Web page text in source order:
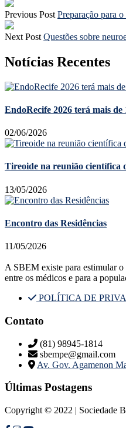
Previous Post Preparação para
Next Post Questões sobre
Notícias Recentes
EndoRecife 2026 terá mais
02/06/2026
Tireoide na reunião científica
13/05/2026
Encontro das Residências
11/05/2026
A SBEM existe para estimular o
entre os médicos e para a
POLÍTICA DE
Contato
(81) 98945-1814
sbempe@gmail.com
Av. Gov. Agamenon
Últimas Postagens
Copyright © 2022 | Sociedade